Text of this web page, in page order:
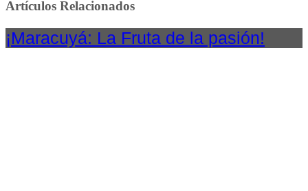
Artículos Relacionados
¡Maracuyá: La Fruta de la pasión!